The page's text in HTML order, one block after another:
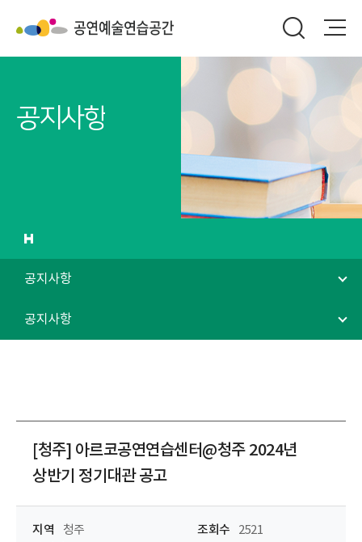
공지사항
공지사항
공지사항
[청주] 아르코공연연습센터@청주 2024년
상반기 정기대관 공고
지역 청주 조회수
2521